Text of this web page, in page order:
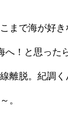
まで海が好き
へ！と思った
離脱。紀調
。